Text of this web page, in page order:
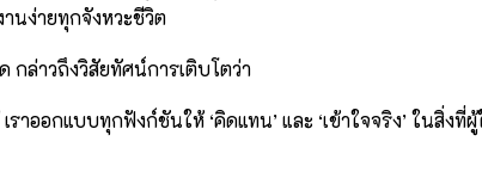
นง่ายทุกจังหวะชีวิต
กล่าวถึงวิสัยทัศน์การเติบโตว่า
อกแบบทุกฟังก์ชันให้ ‘คิดแทน’ และ ‘เข้าใจจริง’ ในสิ่งที่ผู้